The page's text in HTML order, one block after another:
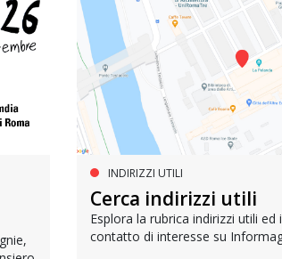
MUOVERSI A ROMA
Metrebus annuale a
gli under 19
INDIRIZZI UTILI
Cerca indirizzi utili
Esplora la rubrica indirizzi utili
contatto di interesse su